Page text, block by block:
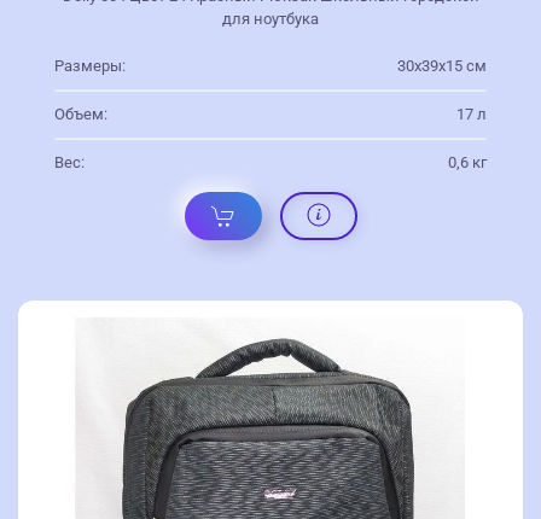
для ноутбука
Размеры: 30х39х15 см
Объем: 17 л
Вес: 0,6 кг